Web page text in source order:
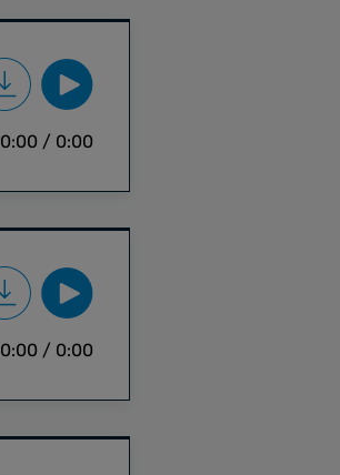
0:00 / 0:00
0:00 / 0:00